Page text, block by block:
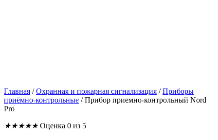
Главная /Охранная и пожарная сигнализация /Приборы
приёмно-контрольные /Прибор приемно-контрольный Nord
Pro
★★★★★ Оценка 0 из 5